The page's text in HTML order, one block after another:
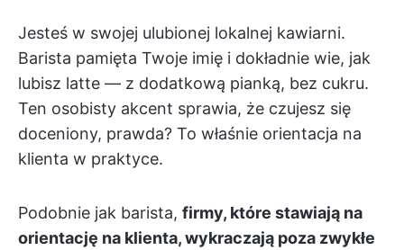
Jesteś w swojej ulubionej lokalnej kawiarni.
Barista pamięta Twoje imię i dokładnie wie, jak
lubisz latte — z dodatkową pianką, bez cukru.
Ten osobisty akcent sprawia, że czujesz się
doceniony, prawda? To właśnie orientacja na
klienta w praktyce.
Podobnie jak barista, firmy, które stawiają na
orientację na klienta, wykraczają poza zwykłe